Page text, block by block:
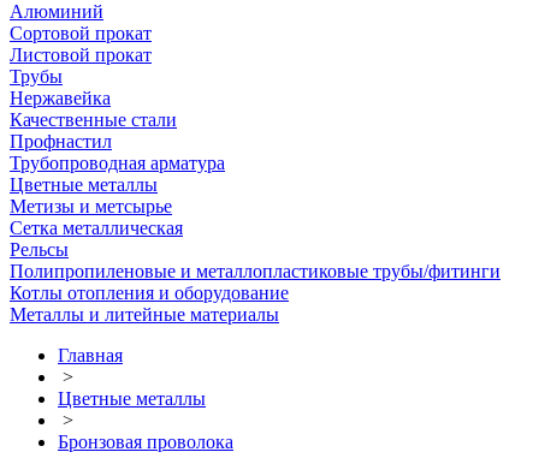
Алюминий
Сортовой прокат
Листовой прокат
Трубы
Нержавейка
Качественные стали
Профнастил
Трубопроводная арматура
Цветные металлы
Метизы и метсырье
Сетка металлическая
Рельсы
Полипропиленовые и металлопластиковые трубы/фитинги
Котлы отопления и оборудование
Металлы и литейные материалы
Главная
>
Цветные металлы
>
Бронзовая проволока